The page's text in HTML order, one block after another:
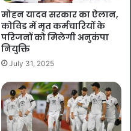
मोहन यादव सरकार का ऐलान,
कोविड में मृत कर्मचारियों के
परिजनों को मिलेगी अनुकंपा
नियुक्ति
July 31, 2025